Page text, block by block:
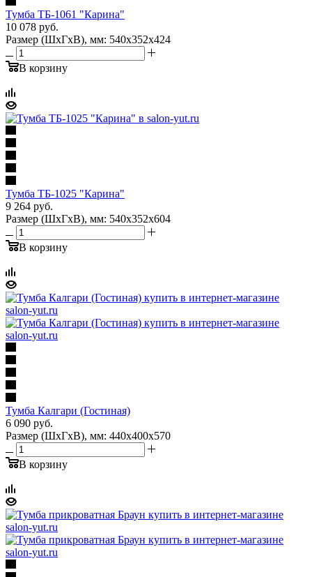
Тумба ТБ-1061 "Карина"
10 078 руб.
Размер (ШхГхВ), мм: 540х352х424
В корзину
Тумба ТБ-1025 "Карина"
9 264 руб.
Размер (ШхГхВ), мм: 540х352х604
В корзину
Тумба Калгари (Гостиная)
6 090 руб.
Размер (ШхГхВ), мм: 440х400х570
В корзину